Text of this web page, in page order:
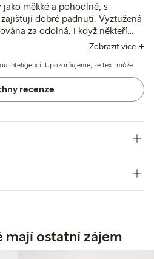
měkké a pohodlné, s
dobré padnutí. Vyztužená
za odolná, i když někteří
nebo díry po aktivnímZobrazit více
inteligencí. Upozorňujeme, že text může
recenze
mají ostatní zájem